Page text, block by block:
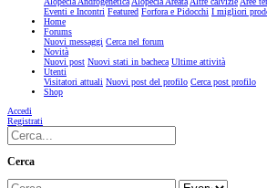
Eventi e Incontri Featured Forfora e Pidocchi I migliori
Home
Forums
Nuovi messaggi Cerca nel forum
Novità
Nuovi post Nuovi stati in bacheca Ultime attività
Utenti
Visitatori attuali Nuovi post del profilo Cerca post profilo
Shop
Accedi
Registrati
Cerca